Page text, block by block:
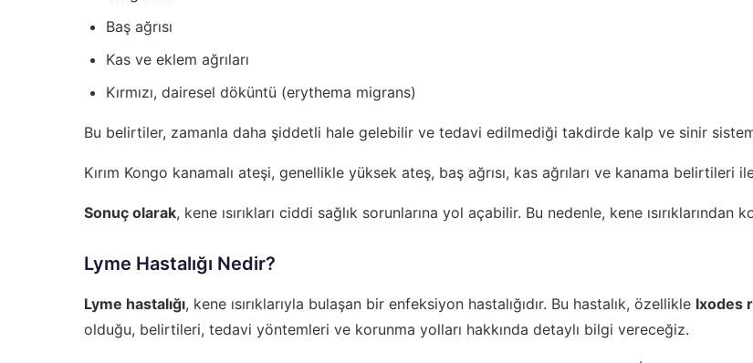
Baş ağrısı
Kas ve eklem ağrıları
Kırmızı, dairesel döküntü (erythema migrans)
Bu belirtiler, zamanla daha şiddetli hale gelebilir ve tedavi edilmediği takdirde kalp ve sinir
Kırım Kongo kanamalı ateşi, genellikle yüksek ateş, baş ağrısı, kas ağrıları ve kanama
Sonuç olarak, kene ısırıkları ciddi sağlık sorunlarına yol açabilir. Bu nedenle, kene
Lyme Hastalığı Nedir?
Lyme hastalığı, kene ısırıklarıyla bulaşan bir enfeksiyon hastalığıdır. Bu hastalık, özellikle Ixodes
olduğu, belirtileri, tedavi yöntemleri ve korunma yolları hakkında detaylı bilgi vereceğiz.